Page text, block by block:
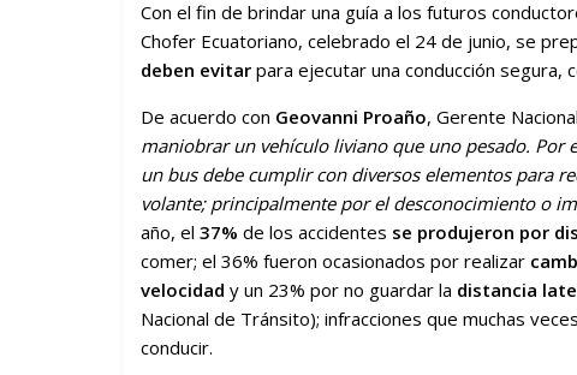
Con el fin de brindar una guía a los futuros
Chofer Ecuatoriano, celebrado el 24 de junio, se
deben evitar para ejecutar una conducción segura,
De acuerdo con Geovanni Proaño, Gerente
maniobrar un vehículo liviano que uno pesado.
un bus debe cumplir con diversos elementos para
volante; principalmente por el desconocimiento o
año, el 37% de los accidentes se produjeron por
comer; el 36% fueron ocasionados por realizar
velocidad y un 23% por no guardar la distancia
Nacional de Tránsito); infracciones que muchas
conducir.